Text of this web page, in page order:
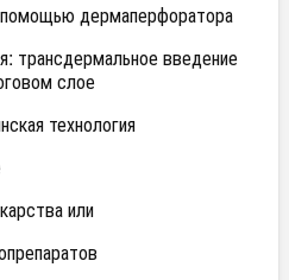
дермаперфоратора
трансдермальное введение
слое
технология
или